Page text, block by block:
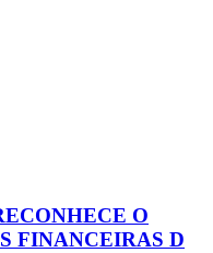
O
FINANCEIRAS D